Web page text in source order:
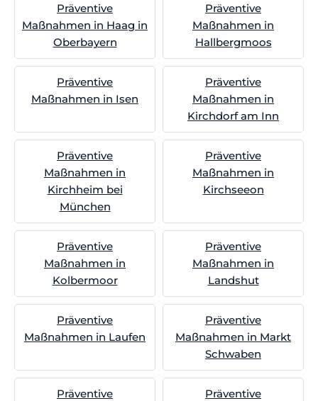
Präventive
Maßnahmen in Haag in
Oberbayern
Präventive
Maßnahmen in
Hallbergmoos
Präventive
Maßnahmen in Isen
Präventive
Maßnahmen in
Kirchdorf am Inn
Präventive
Maßnahmen in
Kirchheim bei
München
Präventive
Maßnahmen in
Kirchseeon
Präventive
Maßnahmen in
Kolbermoor
Präventive
Maßnahmen in
Landshut
Präventive
Maßnahmen in Laufen
Präventive
Maßnahmen in Markt
Schwaben
Präventive
Präventive